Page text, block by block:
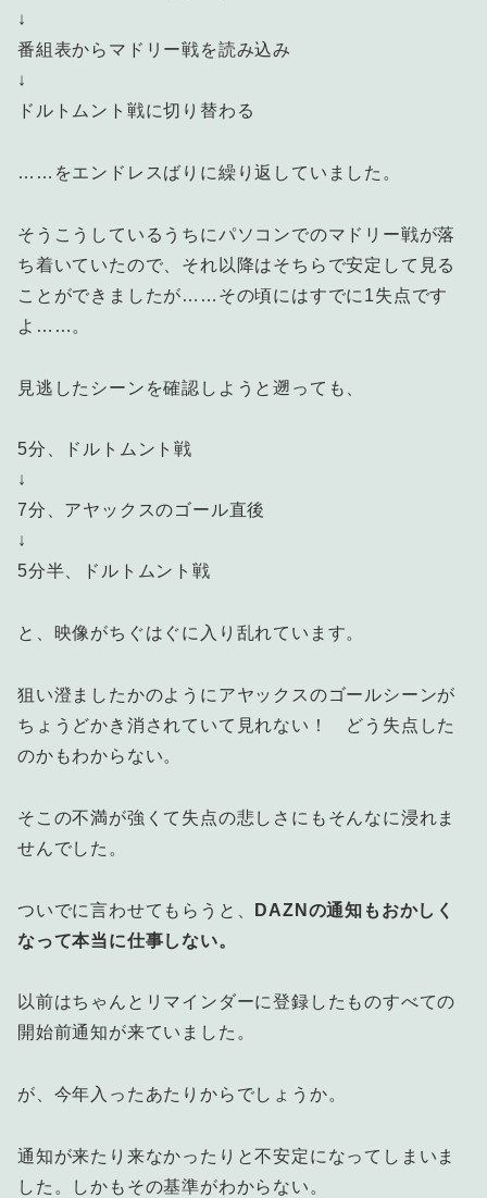
↓
番組表からマドリー戦を読み込み
↓
ドルトムント戦に切り替わる
……をエンドレスばりに繰り返していました。
そうこうしているうちにパソコンでのマドリー戦が落
ち着いていたので、それ以降はそちらで安定して見る
ことができましたが……その頃にはすでに1失点です
よ……。
見逃したシーンを確認しようと遡っても、
5分、ドルトムント戦
↓
7分、アヤックスのゴール直後
↓
5分半、ドルトムント戦
と、映像がちぐはぐに入り乱れています。
狙い澄ましたかのようにアヤックスのゴールシーンが
ちょうどかき消されていて見れない！ どう失点した
のかもわからない。
そこの不満が強くて失点の悲しさにもそんなに浸れま
せんでした。
ついでに言わせてもらうと、
DAZNの通知もおかしく
なって本当に仕事しない。
以前はちゃんとリマインダーに登録したものすべての
開始前通知が来ていました。
が、今年入ったあたりからでしょうか。
通知が来たり来なかったりと不安定になってしまいま
した。しかもその基準がわからない。